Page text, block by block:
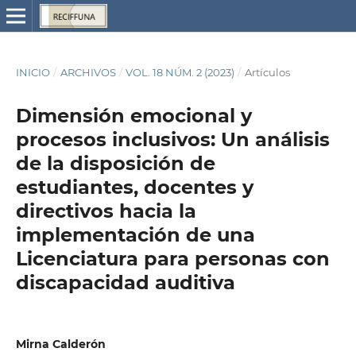
INICIO / ARCHIVOS / VOL. 18 NÚM. 2 (2023) / Artículos
Dimensión emocional y
procesos inclusivos: Un análisis
de la disposición de
estudiantes, docentes y
directivos hacia la
implementación de una
Licenciatura para personas con
discapacidad auditiva
Mirna Calderón